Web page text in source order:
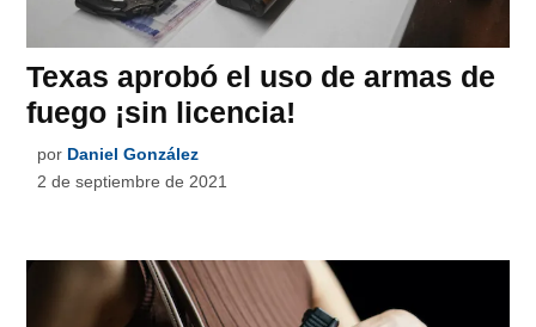
Texas aprobó el uso de armas de
fuego ¡sin licencia!
por Daniel González
2 de septiembre de 2021